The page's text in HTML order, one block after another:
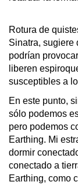
Rotura de
Sinatra, sugiere
podrían
liberen
susceptibles a
En este punto,
sólo podemos
pero podemos
Earthing. Mi
dormir
conectado a
Earthing, como